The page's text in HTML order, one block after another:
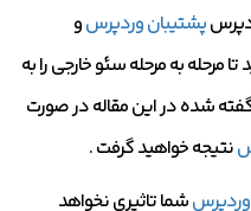
پشتیبان وردپرسو
مرحله به مرحله سئو خارجی را به
شده در این مقاله در صورت
نتیجه خواهید گرفت .
شما تاثیری نخواهد